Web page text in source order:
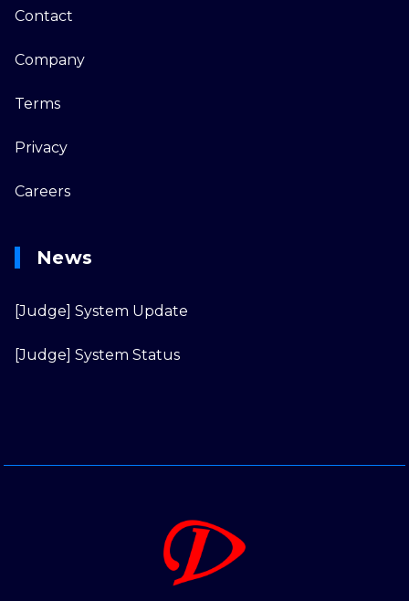
Contact
Company
Terms
Privacy
Careers
News
[Judge] System Update
[Judge] System Status